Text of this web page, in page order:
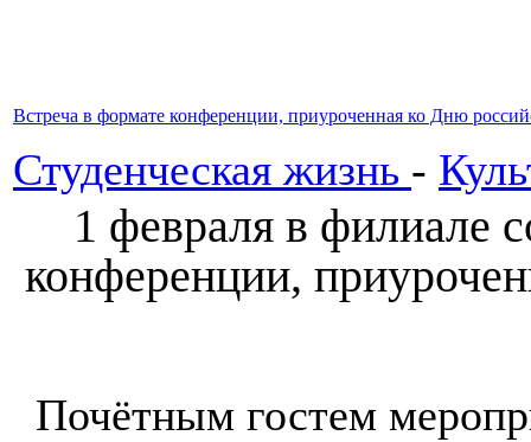
Встреча в формате конференции, приуроченная ко Дню
Студенческая жизнь -
1 февраля в филиале
конференции,
Почётным гостем